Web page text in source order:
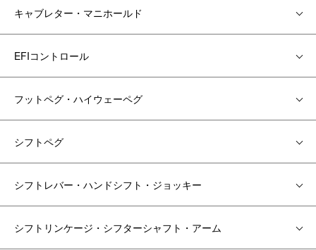
キャブレター・マニホールド
EFIコントロール
フットペグ・ハイウェーペグ
シフトペグ
シフトレバー・ハンドシフト・ジョッキー
シフトリンケージ・シフターシャフト・アーム